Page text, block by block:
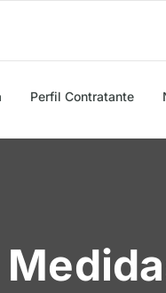
Perfil Contratante